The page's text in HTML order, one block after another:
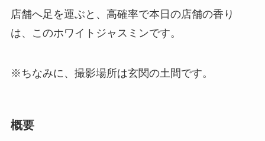
店舗へ足を運ぶと、高確率で本日の店舗の香り
は、このホワイトジャスミンです。
※ちなみに、撮影場所は玄関の土間です。
概要